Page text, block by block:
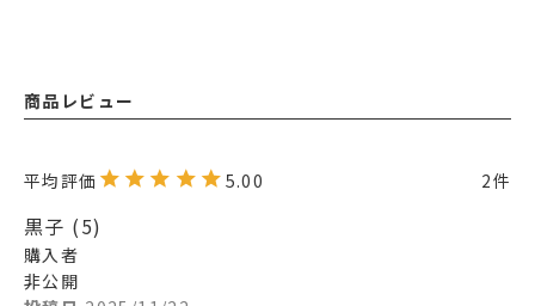
商品レビュー
5.00 2
黒子 5
購入者
非公開